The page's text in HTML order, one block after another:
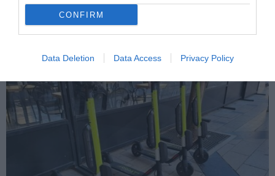
CONFIRM
Data Deletion Data Access Privacy Policy
ΣΤΙΣ 16 ΣΕΠΤΕΜΒΡΙΟΥ Η ΧΟΡΕΥΤΙΚΗ ΠΑΡΑΣΤΑΣΗ ΤΟΥ ΛΕΡ ” ΚΑΙ